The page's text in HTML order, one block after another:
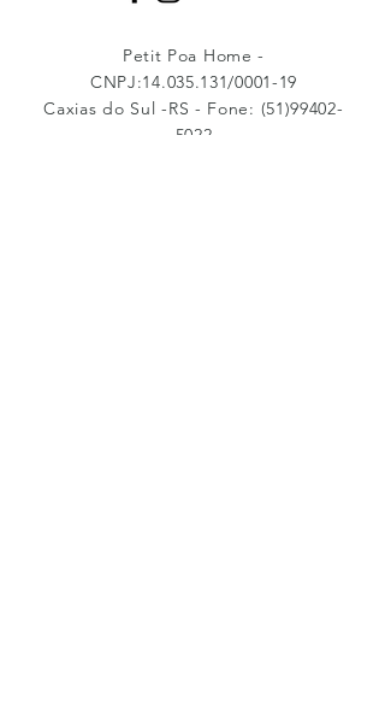
Petit Poa Home -
CNPJ:14.035.131/0001-19
Caxias do Sul -RS - Fone: (51)99402-
5022